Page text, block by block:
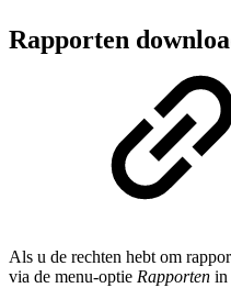
Rapporten
Als u de rechten hebt om
via de menu-optie Rapporten in